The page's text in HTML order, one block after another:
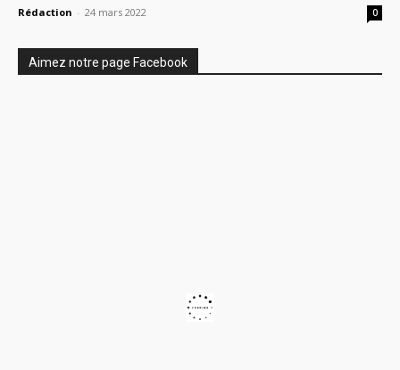
Rédaction - 24 mars 2022 0
Aimez notre page Facebook